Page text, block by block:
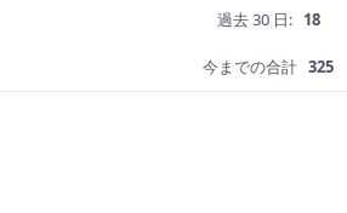
過去 30 日: 18
今までの合計 325